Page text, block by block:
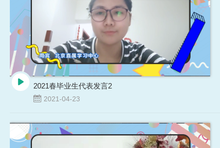
2021春毕业生代表发言2
2021-04-23